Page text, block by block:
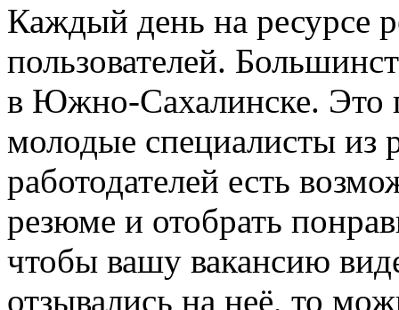
Каждый день на ресурсе
пользователей.
в Южно-Сахалинске. Это
молодые специалисты из
работодателей есть
резюме и отобрать
чтобы вашу вакансию
отзывались на неё, то